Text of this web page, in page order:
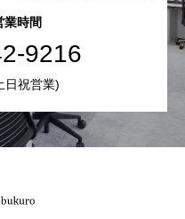
業時間
9216
日祝営業)